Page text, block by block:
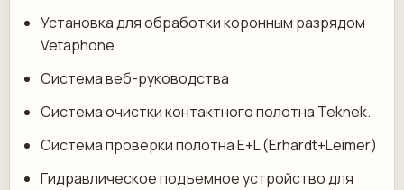
Установка для обработки коронным разрядом
Vetaphone
Система веб-руководства
Система очистки контактного полотна Teknek.
Система проверки полотна E+L (Erhardt+Leimer)
Гидравлическое подъемное устройство для